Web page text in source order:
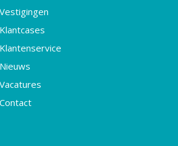
Vestigingen
Klantcases
Klantenservice
Nieuws
Vacatures
Contact